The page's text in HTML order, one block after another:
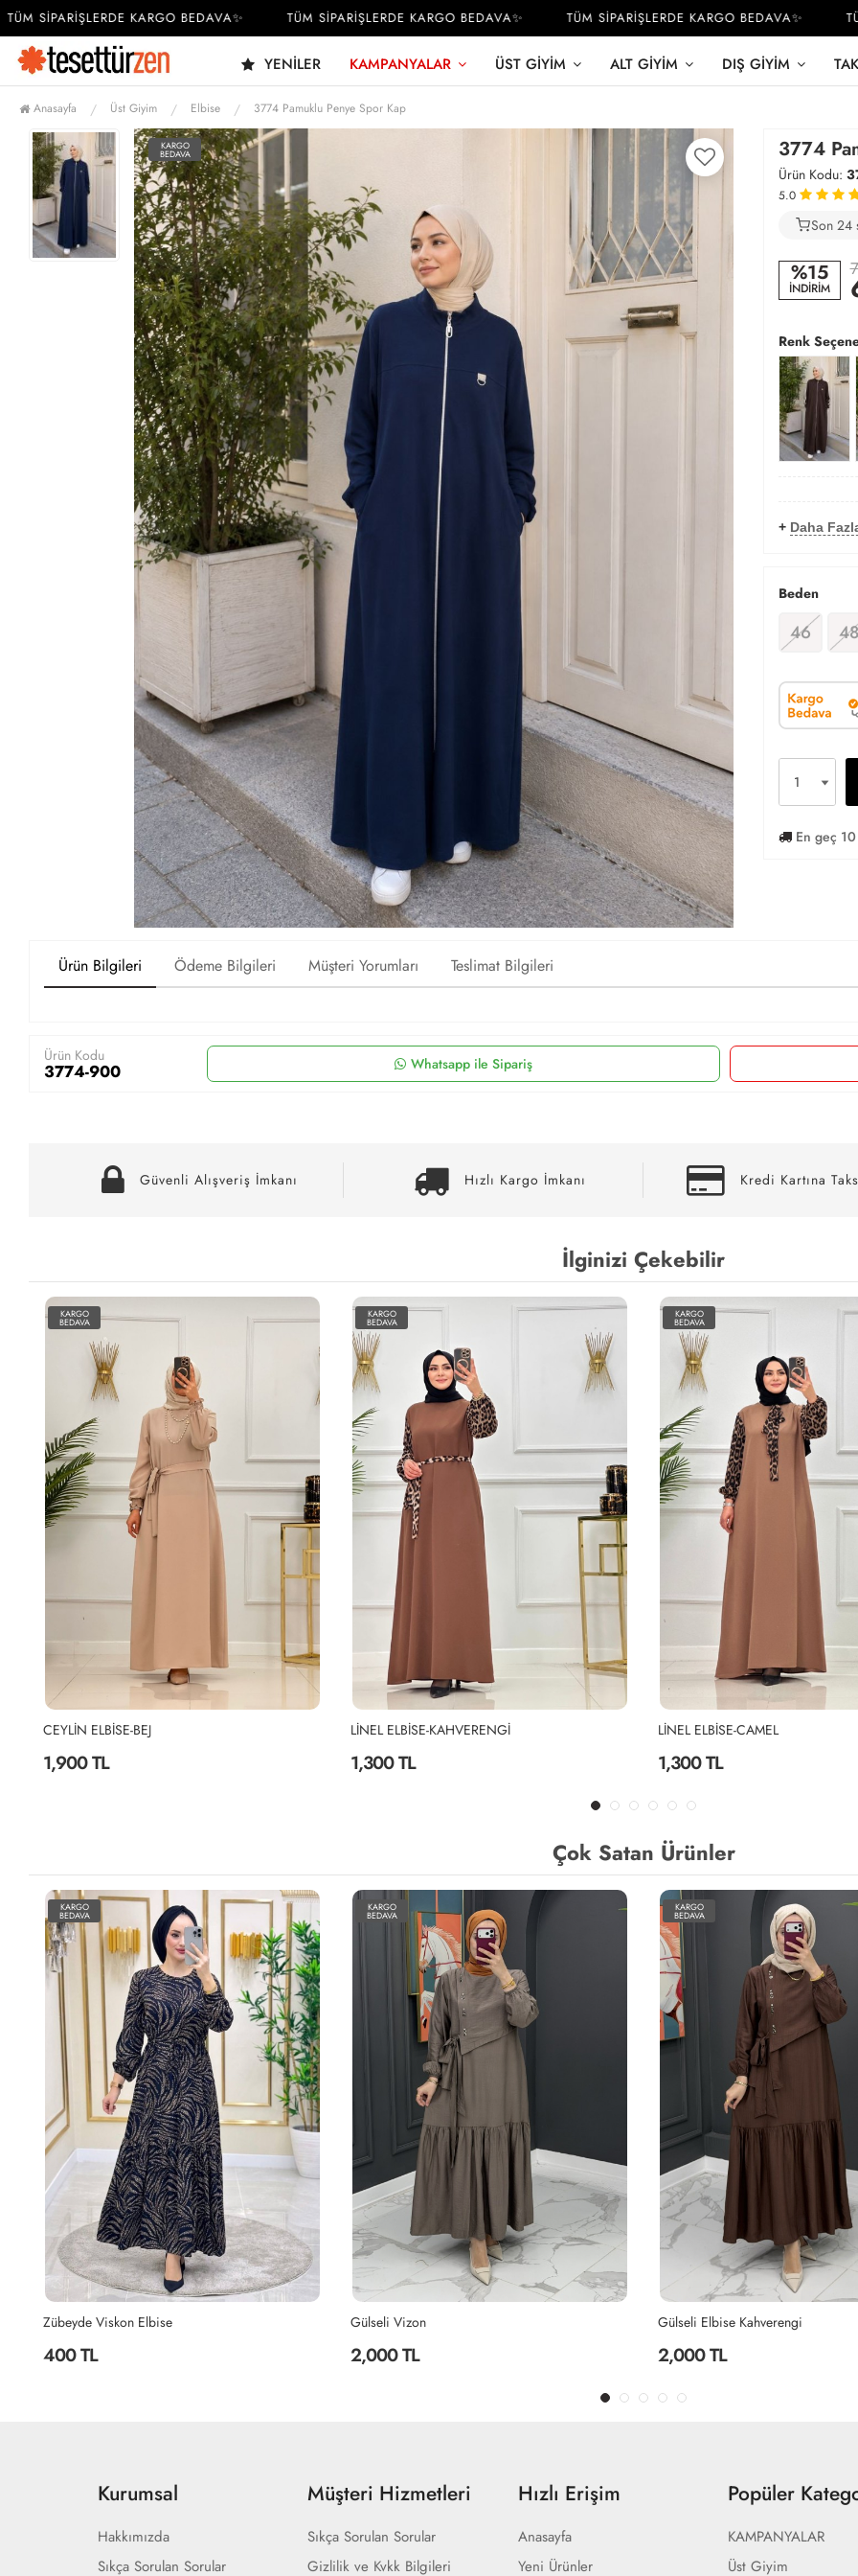
SİPARİŞLERDE KARGO BEDAVA✨ TÜM SİPARİŞLERDE KARGO BEDAVA✨ TÜM SİPARİŞLERDE KARGO BEDAVA✨
YENILER KAMPANYALAR ÜST GIYIM ALT GIYIM DIŞ GIYIM
Anasayfa Üst Giyim Elbise 3774 Pamuklu Penye Spor Kap
KARGO
BEDAVA 3774
Ürün Kodu:
5.0
Son 24
%15
İNDİRİM
Renk
+ Daha
Beden
46 48
En geç 10
Ürün Bilgileri Ödeme Bilgileri Müşteri Yorumları Teslimat Bilgileri
Ürün Kodu
3774-900 Whatsapp ile Sipariş
Güvenli Alışveriş İmkanı Hızlı Kargo İmkanı Kredi Kartına
İlginizi Çekebilir
KARGO
BEDAVA
LİNEL ELBİSE-KAHVERENGİ
1,300 TL
KARGO
BEDAVA
LİNEL ELBİSE-CAMEL
1,300 TL
KARGO
BEDAVA
LİNEL ELBİSE-SİYAH
1,300 TL
Çok Satan Ürünler
KARGO
BEDAVA
Gülseli Vizon
2,000 TL
KARGO
BEDAVA
Gülseli Elbise Kahverengi
2,000 TL
KARGO
BEDAVA
BİHTER ELBİSE - KAHVERENGİ
1,300 TL
Kurumsal
Hakkımızda
Sıkça Sorulan Sorular
Müşteri Hizmetleri
Sıkça Sorulan Sorular
Gizlilik ve Kvkk Bilgileri
Hızlı Erişim
Anasayfa
Yeni Ürünler
Popüler
KAMPANYALAR
Üst Giyim